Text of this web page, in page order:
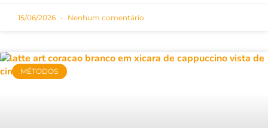
15/06/2026 Nenhum comentário
MÉTODOS